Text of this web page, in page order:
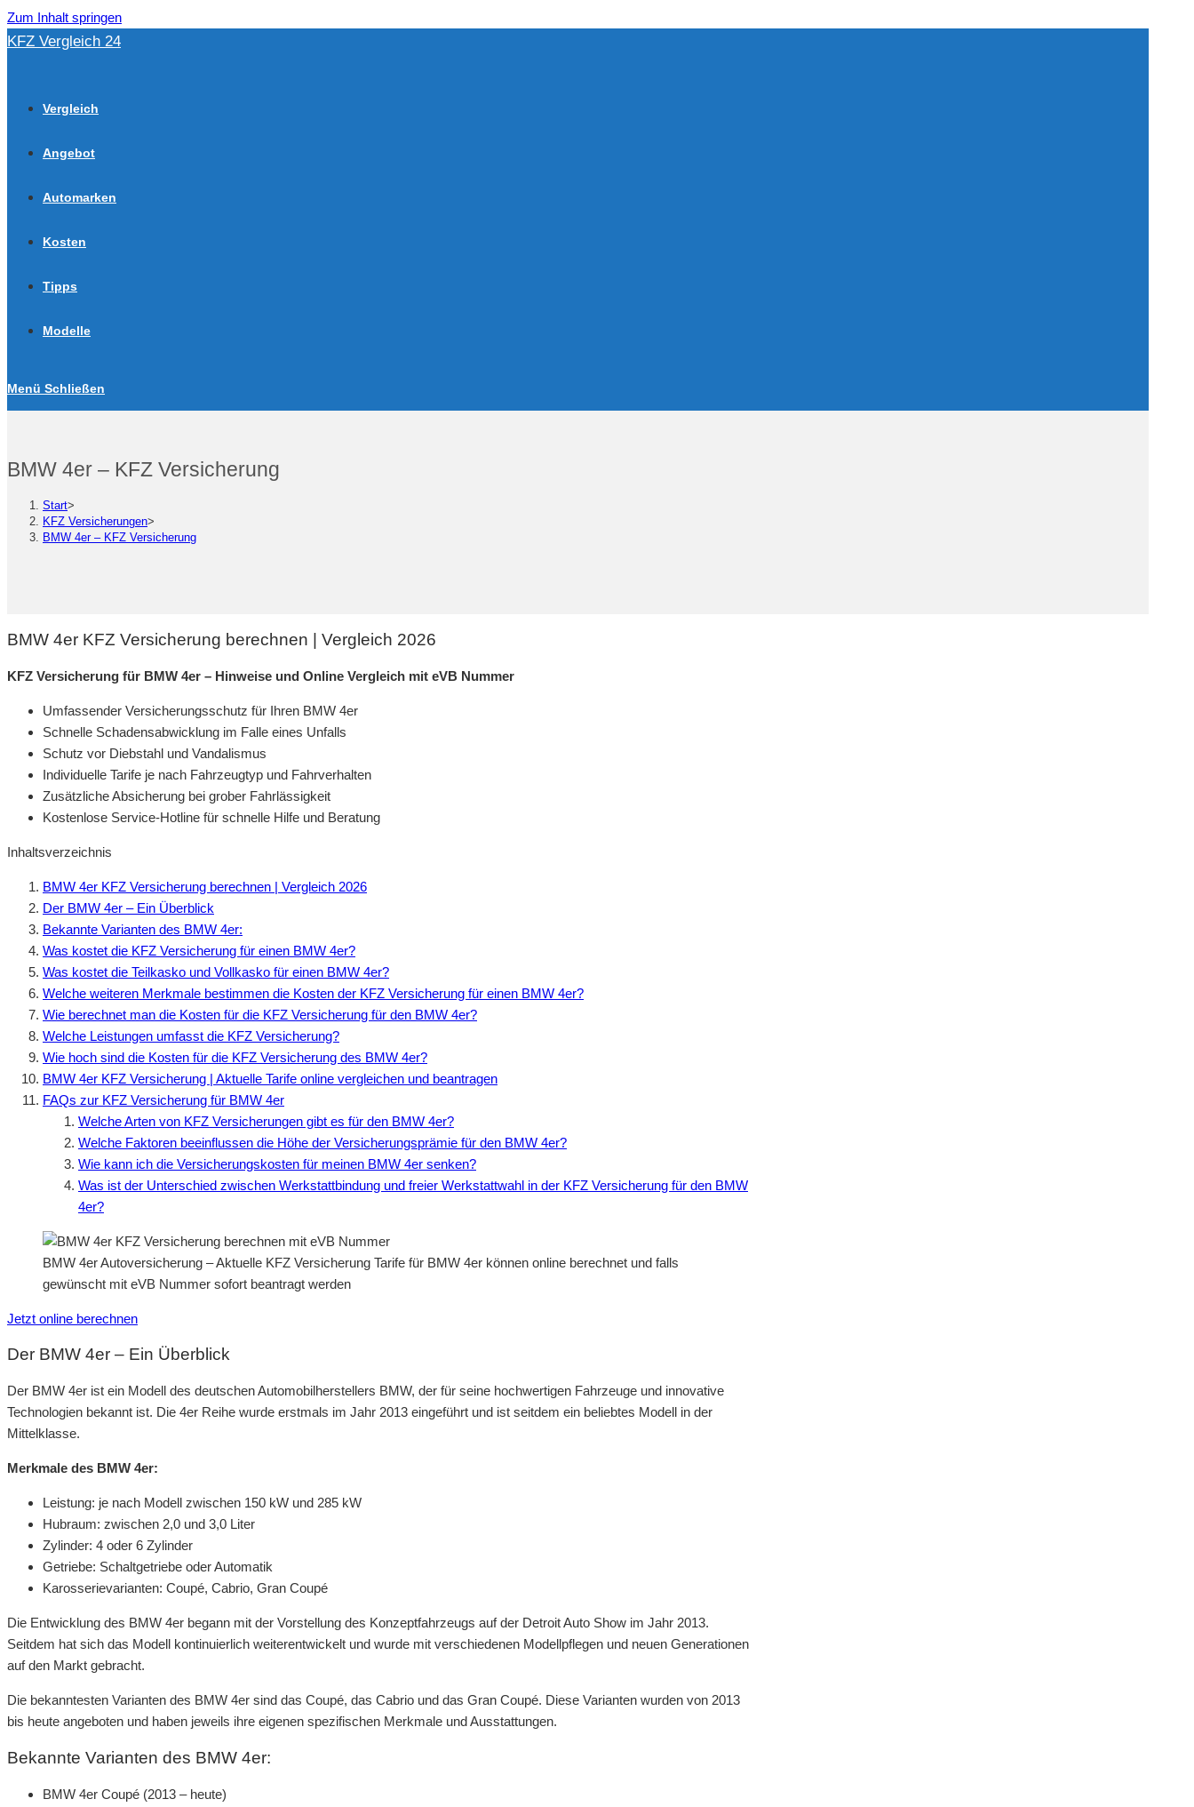
Zum Inhalt springen
KFZ Vergleich 24
Vergleich
Angebot
Automarken
Kosten
Tipps
Modelle
Menü Schließen
BMW 4er – KFZ Versicherung
Start>
KFZ Versicherungen>
BMW 4er – KFZ Versicherung
BMW 4er KFZ Versicherung berechnen | Vergleich 2026
KFZ Versicherung für BMW 4er – Hinweise und Online Vergleich mit eVB Nummer
Umfassender Versicherungsschutz für Ihren BMW 4er
Schnelle Schadensabwicklung im Falle eines Unfalls
Schutz vor Diebstahl und Vandalismus
Individuelle Tarife je nach Fahrzeugtyp und Fahrverhalten
Zusätzliche Absicherung bei grober Fahrlässigkeit
Kostenlose Service-Hotline für schnelle Hilfe und Beratung
Inhaltsverzeichnis
BMW 4er KFZ Versicherung berechnen | Vergleich 2026
Der BMW 4er – Ein Überblick
Bekannte Varianten des BMW 4er:
Was kostet die KFZ Versicherung für einen BMW 4er?
Was kostet die Teilkasko und Vollkasko für einen BMW 4er?
Welche weiteren Merkmale bestimmen die Kosten der KFZ Versicherung für einen BMW 4er?
Wie berechnet man die Kosten für die KFZ Versicherung für den BMW 4er?
Welche Leistungen umfasst die KFZ Versicherung?
Wie hoch sind die Kosten für die KFZ Versicherung des BMW 4er?
BMW 4er KFZ Versicherung | Aktuelle Tarife online vergleichen und beantragen
FAQs zur KFZ Versicherung für BMW 4er
Welche Arten von KFZ Versicherungen gibt es für den BMW 4er?
Welche Faktoren beeinflussen die Höhe der Versicherungsprämie für den BMW 4er?
Wie kann ich die Versicherungskosten für meinen BMW 4er senken?
Was ist der Unterschied zwischen Werkstattbindung und freier Werkstattwahl in der KFZ Versicherung für den BMW
4er?
BMW 4er Autoversicherung – Aktuelle KFZ Versicherung Tarife für BMW 4er können online berechnet und falls
gewünscht mit eVB Nummer sofort beantragt werden
Jetzt online berechnen
Der BMW 4er – Ein Überblick
Der BMW 4er ist ein Modell des deutschen Automobilherstellers BMW, der für seine hochwertigen Fahrzeuge und innovative
Technologien bekannt ist. Die 4er Reihe wurde erstmals im Jahr 2013 eingeführt und ist seitdem ein beliebtes Modell in der
Mittelklasse.
Merkmale des BMW 4er:
Leistung: je nach Modell zwischen 150 kW und 285 kW
Hubraum: zwischen 2,0 und 3,0 Liter
Zylinder: 4 oder 6 Zylinder
Getriebe: Schaltgetriebe oder Automatik
Karosserievarianten: Coupé, Cabrio, Gran Coupé
Die Entwicklung des BMW 4er begann mit der Vorstellung des Konzeptfahrzeugs auf der Detroit Auto Show im Jahr 2013.
Seitdem hat sich das Modell kontinuierlich weiterentwickelt und wurde mit verschiedenen Modellpflegen und neuen Generationen
auf den Markt gebracht.
Die bekanntesten Varianten des BMW 4er sind das Coupé, das Cabrio und das Gran Coupé. Diese Varianten wurden von 2013
bis heute angeboten und haben jeweils ihre eigenen spezifischen Merkmale und Ausstattungen.
Bekannte Varianten des BMW 4er:
BMW 4er Coupé (2013 – heute)